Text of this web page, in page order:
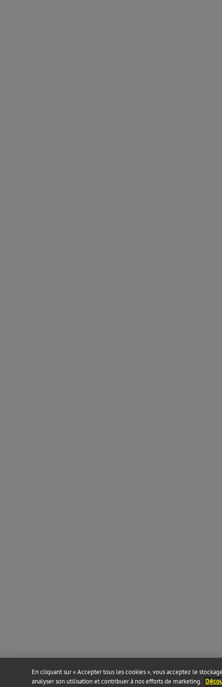
En cliquant sur « Accepter tous les cookies », vous acceptez le
analyser son utilisation et contribuer à nos efforts de marketing.